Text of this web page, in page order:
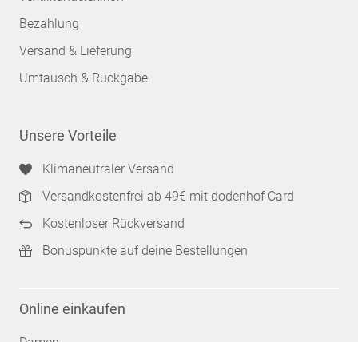
Bezahlung
Versand & Lieferung
Umtausch & Rückgabe
Unsere Vorteile
Klimaneutraler Versand
Versandkostenfrei ab 49€ mit dodenhof Card
Kostenloser Rückversand
Bonuspunkte auf deine Bestellungen
Online einkaufen